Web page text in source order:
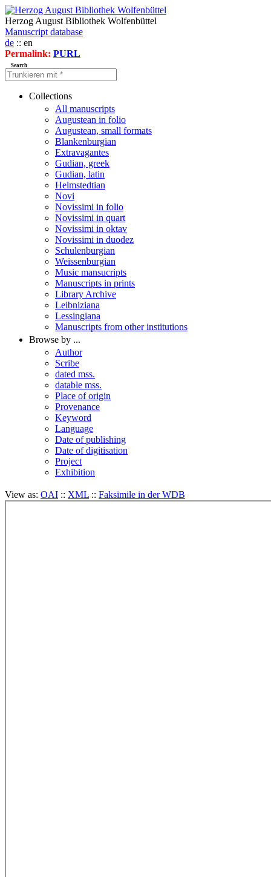
Herzog August Bibliothek Wolfenbüttel
Manuscript database
de :: en
Permalink: PURL
Search
Collections
All manuscripts
Augustean in folio
Augustean, small formats
Blankenburgian
Extravagantes
Gudian, greek
Gudian, latin
Helmstedtian
Novi
Novissimi in folio
Novissimi in quart
Novissimi in oktav
Novissimi in duodez
Schulenburgian
Weissenburgian
Music mansucripts
Manuscripts in prints
Library Archive
Leibniziana
Lessingiana
Manuscripts from other institutions
Browse by ...
Author
Scribe
dated mss.
datable mss.
Place of origin
Provenance
Keyword
Language
Date of publishing
Date of digitisation
Project
Exhibition
View as: OAI :: XML :: Faksimile in der WDB